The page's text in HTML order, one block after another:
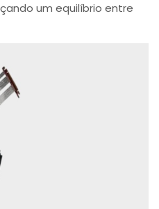
um equilíbrio entre